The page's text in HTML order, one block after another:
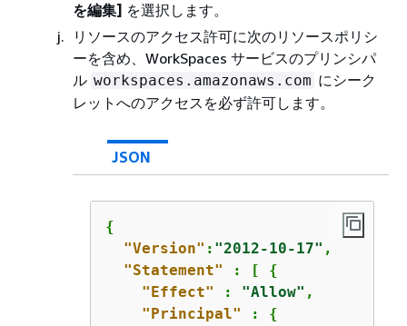
を編集] を選択します。
リソースのアクセス許可に次のリソースポリシ
ーを含め、WorkSpaces サービスのプリンシパ
ル workspaces.amazonaws.com にシーク
レットへのアクセスを必ず許可します。
JSON
{
"Version" : "2012-10-17" ,
"Statement" : [ {
"Effect" : "Allow" ,
"Principal" : {